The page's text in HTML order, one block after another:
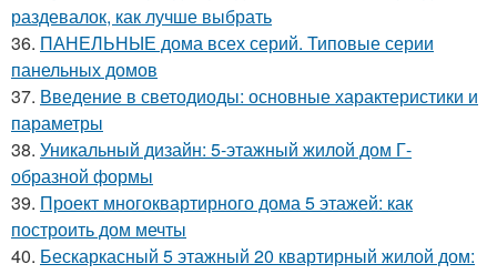
раздевалок, как лучше выбрать
36. ПАНЕЛЬНЫЕ дома всех серий. Типовые серии
панельных домов
37. Введение в светодиоды: основные характеристики и
параметры
38. Уникальный дизайн: 5-этажный жилой дом Г-
образной формы
39. Проект многоквартирного дома 5 этажей: как
построить дом мечты
40. Бескаркасный 5 этажный 20 квартирный жилой дом: